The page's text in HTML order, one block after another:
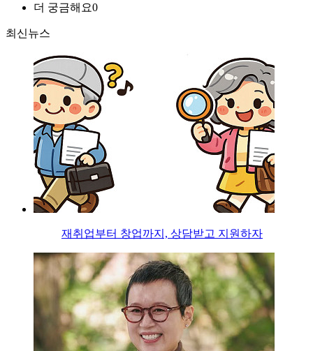
더 궁금해요0
최신뉴스
재취업부터 창업까지, 상담받고 지원하자